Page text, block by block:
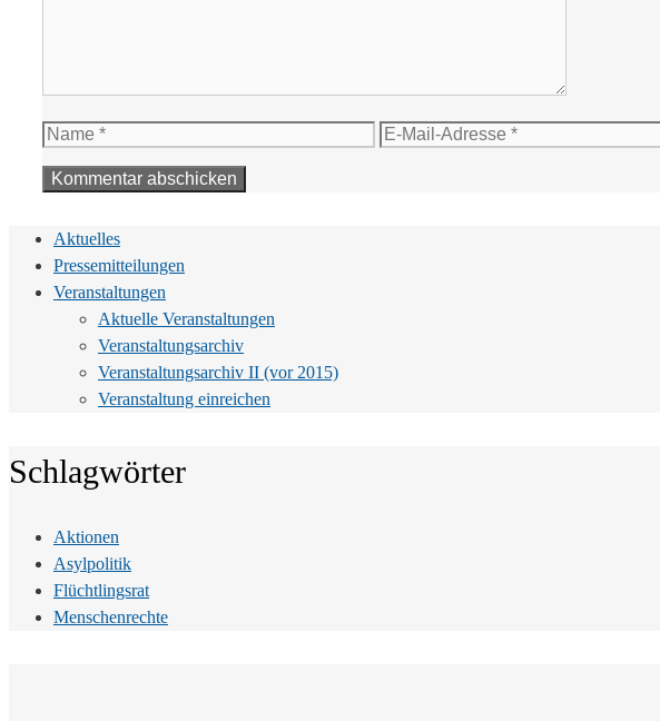
Name
E-
Aktuelles
Pressemitteilungen
Veranstaltungen
Aktuelle Veranstaltungen
Veranstaltungsarchiv
Veranstaltungsarchiv II (vor 2015)
Veranstaltung einreichen
Schlagwörter
Aktionen
Asylpolitik
Flüchtlingsrat
Menschenrechte